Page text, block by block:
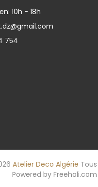
10h - 18h
754
Atelier Deco Algérie
Powered by Freehali.com